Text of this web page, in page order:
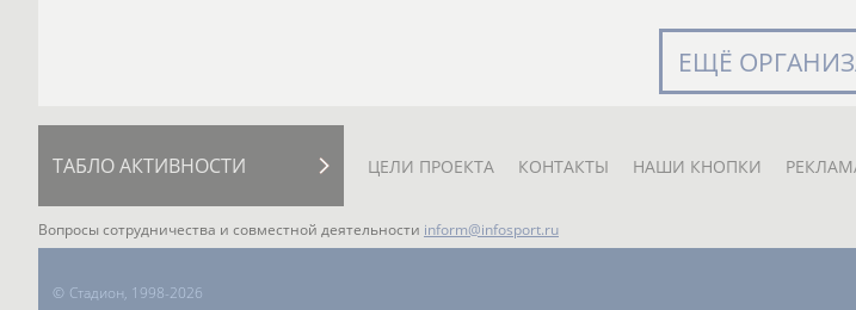
ЕЩЁ
ТАБЛО АКТИВНОСТИ ЦЕЛИ ПРОЕКТА КОНТАКТЫ НАШИ КНОПКИ
Вопросы сотрудничества и совместной деятельности inform@infosport.ru
© Стадион, 1998-2026